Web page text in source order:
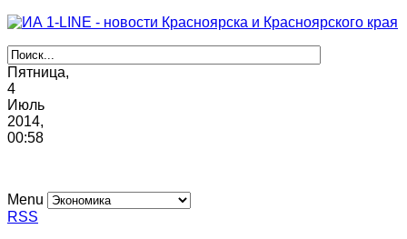
Пятница,
4
Июль
2014,
00:58
Menu
RSS